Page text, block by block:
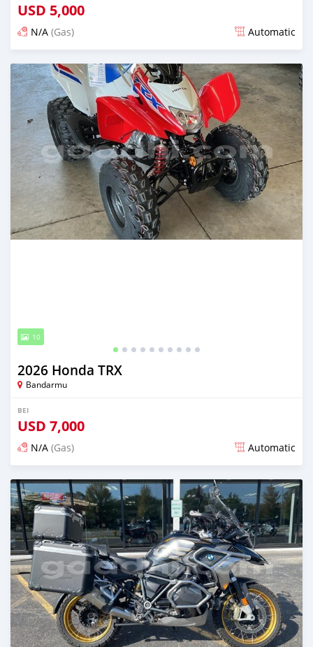
USD 5,000
N/A (Gas) Automatic
Ilitangazwa siku 13 iliopita
10
2026 Honda TRX
Bandarmu
BEI
USD 7,000
N/A (Gas) Automatic
Ilitangazwa siku 14 iliopita